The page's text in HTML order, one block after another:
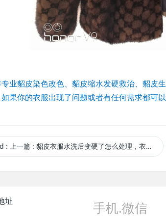
业貂皮染色改色、貂皮缩水发硬救治、貂皮
果你的衣服出现了问题或者有任何需求都可
: 上一篇 : 貂皮衣服水洗后变硬了怎么处理，衣服已经缩小很多
址 手机.微信